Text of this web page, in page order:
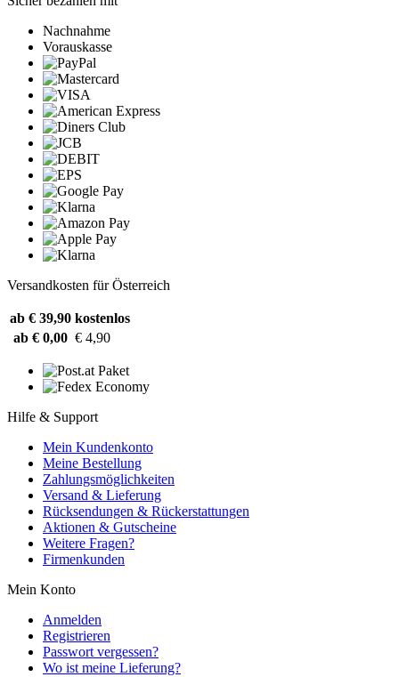
Nachnahme
Vorauskasse
Versandkosten für Österreich
ab € 39,90 kostenlos
ab € 0,00 € 4,90
Hilfe & Support
Mein Kundenkonto
Meine Bestellung
Zahlungsmöglichkeiten
Versand & Lieferung
Rücksendungen & Rückerstattungen
Aktionen & Gutscheine
Weitere Fragen?
Firmenkunden
Mein Konto
Anmelden
Registrieren
Passwort vergessen?
Wo ist meine Lieferung?